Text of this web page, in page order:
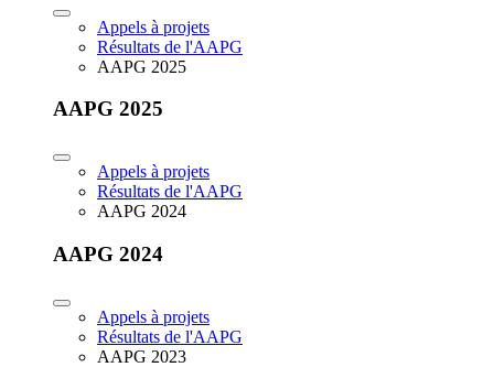
Appels à projets
Résultats de l'AAPG
AAPG 2025
AAPG 2025
Appels à projets
Résultats de l'AAPG
AAPG 2024
AAPG 2024
Appels à projets
Résultats de l'AAPG
AAPG 2023